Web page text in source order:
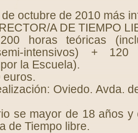
octubre de 2010 más
A DE TIEMPO
200 horas teóricas
intensivos) + 120
la Escuela).
euros.
Oviedo. Avda.
se mayor de 18 años y
de Tiempo libre.